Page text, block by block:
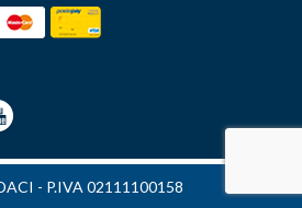
- P.IVA 02111100158